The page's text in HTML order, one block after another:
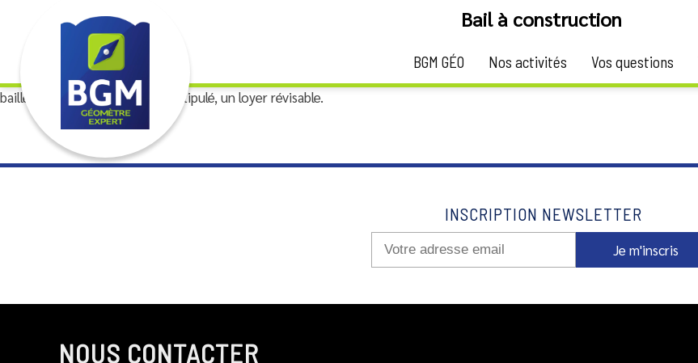
BGM GÉO Nos activités Vos questions
Bail à construction
Bail de longue durée (18 à 99 ans) qui, conférant au preneur un droit réel immobilier, l'oblige à édifier sur le terrain
bailleur des édifices et, s'il est stipulé, un loyer révisable.
INSCRIPTION NEWSLETTER
Je m'inscris
NOUS CONTACTER